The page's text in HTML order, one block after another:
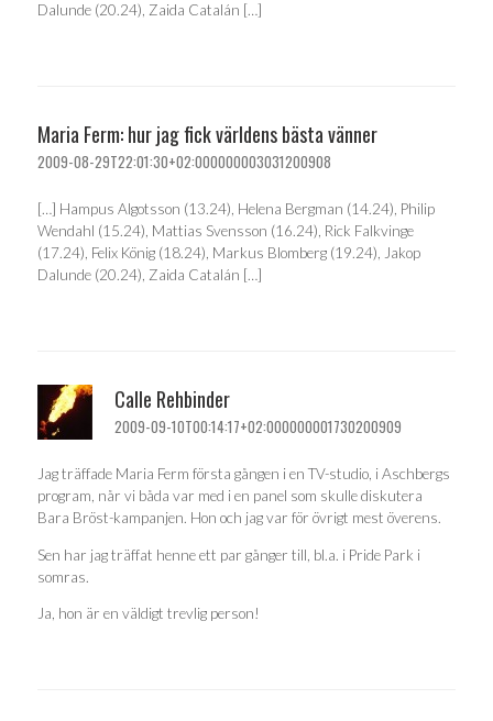
Dalunde (20.24), Zaida Catalán […]
Maria Ferm: hur jag fick världens bästa vänner
2009-08-29T22:01:30+02:000000003031200908
[…] Hampus Algotsson (13.24), Helena Bergman (14.24), Philip
Wendahl (15.24), Mattias Svensson (16.24), Rick Falkvinge
(17.24), Felix König (18.24), Markus Blomberg (19.24), Jakop
Dalunde (20.24), Zaida Catalán […]
Calle Rehbinder
2009-09-10T00:14:17+02:000000001730200909
Jag träffade Maria Ferm första gången i en TV-studio, i Aschbergs
program, når vi båda var med i en panel som skulle diskutera
Bara Bröst-kampanjen. Hon och jag var för övrigt mest överens.
Sen har jag träffat henne ett par gånger till, bl.a. i Pride Park i
somras.
Ja, hon är en väldigt trevlig person!